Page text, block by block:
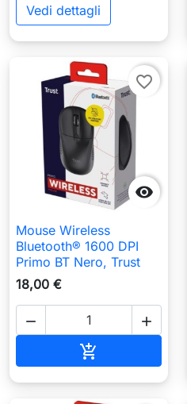
Vedi dettagli

favorite_border
Mouse Wireless
Bluetooth® 1600 DPI
Primo BT Nero, Trust
18,00 €
 
